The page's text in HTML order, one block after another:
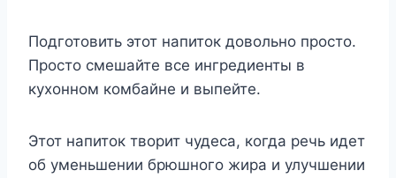
Подготовить этот напиток довольно просто.
Просто смешайте все ингредиенты в
кухонном комбайне и выпейте.
Этот напиток творит чудеса, когда речь идет
об уменьшении брюшного жира и улучшении